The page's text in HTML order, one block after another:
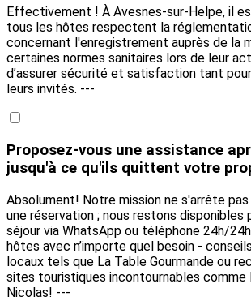
Effectivement ! À Avesnes-sur-Helpe, il
tous les hôtes respectent la
concernant l'enregistrement auprès de la
certaines normes sanitaires lors de leur
d’assurer sécurité et satisfaction tant
leurs invités. ---
Proposez-vous une assistance
jusqu'à ce qu'ils quittent votre
Absolument! Notre mission ne s'arrête
une réservation ; nous restons disponibles
séjour via WhatsApp ou téléphone 24h/
hôtes avec n’importe quel besoin -
locaux tels que La Table Gourmande ou
sites touristiques incontournables comme
Nicolas! ---